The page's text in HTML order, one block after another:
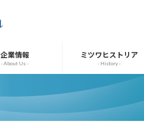
企業情報
- About Us -
ミツワヒストリア
- History -